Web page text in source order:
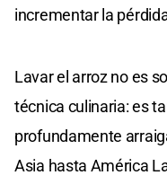
incrementar la
Lavar el arroz no es
técnica culinaria: es
profundamente
Asia hasta América